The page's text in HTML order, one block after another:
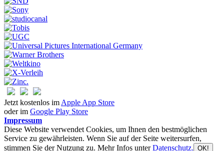
Jetzt kostenlos im Apple App Store
oder im Google Play Store
Impressum
Diese Website verwendet Cookies, um Ihnen den bestmöglichen
Service zu gewährleisten. Wenn Sie auf der Seite weitersurfen,
stimmen Sie der Nutzung zu. Mehr Infos unterDatenschutz. OK!